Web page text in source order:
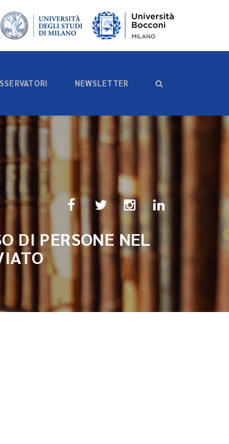
NEWSLETTER
DI PERSONE NEL